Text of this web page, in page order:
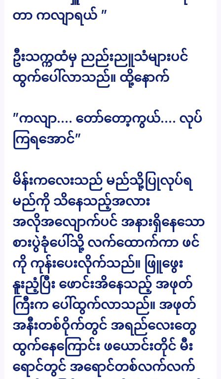
တာ ကလျာရယ် ”
ဦးသက္ကထံမှ ညည်းညူသံများပင်
ထွက်ပေါ်လာသည်။ ထို့နောက်
”ကလျာ…. တော်တော့ကွယ်…. လုပ်
ကြရအောင်”
မိန်းကလေးသည် မည်သို့ပြုလုပ်ရ
မည်ကို သိနေသည့်အလား
အလိုအလျောက်ပင် အနားရှိနေသော
စားပွဲခုံပေါ်သို့ လက်ထောက်ကာ ဖင်
ကို ကုန်းပေးလိုက်သည်။ ဖြူဖွေး
နူးညံ့ပြီး ဖောင်းအိနေသည့် အဖုတ်
ကြီးက ပေါ်ထွက်လာသည်။ အဖုတ်
အနီးတစ်ဝိုက်တွင် အရည်လေးတွေ
ထွက်နေကြောင်း ဖယောင်းတိုင် မီး
ရောင်တွင် အရောင်တစ်လက်လက်